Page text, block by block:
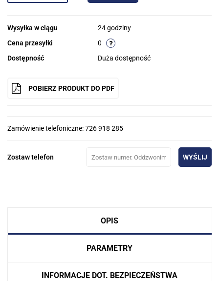
Wysyłka w ciągu
24 godziny
Cena przesyłki
0
Dostępność
Duża dostępność
POBIERZ PRODUKT DO PDF
Zamówienie telefoniczne: 726 918 285
Zostaw telefon WYŚLIJ
OPIS
PARAMETRY
INFORMACJE DOT. BEZPIECZEŃSTWA